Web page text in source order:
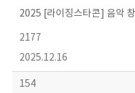
2025 [라이징스타콘] 음악
2177
2025.12.16
154